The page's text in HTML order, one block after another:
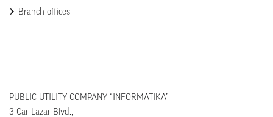
Branch offices
PUBLIC UTILITY COMPANY “INFORMATIKA”
3 Car Lazar Blvd.,